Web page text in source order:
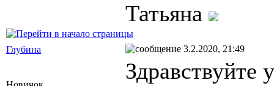
Татьяна
Глубина 3.2.2020, 21:49